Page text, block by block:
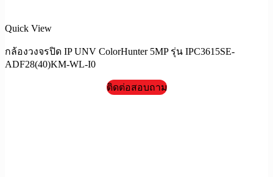
Quick View
กล้องวงจรปิด IP UNV ColorHunter 5MP รุ่น IPC3615SE-
ADF28(40)KM-WL-I0
ติดต่อสอบถาม